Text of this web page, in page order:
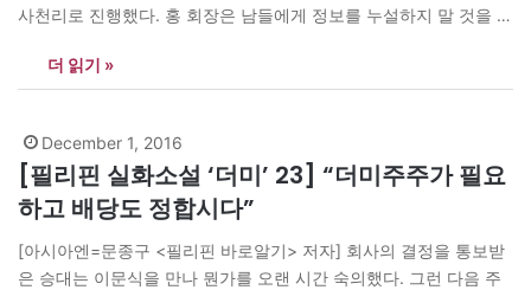
사천리로 진행했다. 홍 회장은 남들에게 정보를 누설하지 말 것을 신
다는 점과 사업이 성공하면 더 큰 보수를 주겠다는 홍 회장의 면모를
미리 보여주기 위한 것이었다. 그 날 달후는 승대를…
더 읽기 »
December 1, 2016
[필리핀 실화소설 ‘더미’ 23] “더미주주가 필요
하고 배당도 정합시다”
[아시아엔=문종구 <필리핀 바로알기> 저자] 회사의 결정을 통보받
은 승대는 이문식을 만나 뭔가를 오랜 시간 숙의했다. 그런 다음 주